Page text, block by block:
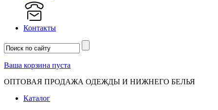
Контакты
Ваша корзина пуста
ОПТОВАЯ ПРОДАЖА ОДЕЖДЫ И НИЖНЕГО БЕЛЬЯ
Каталог